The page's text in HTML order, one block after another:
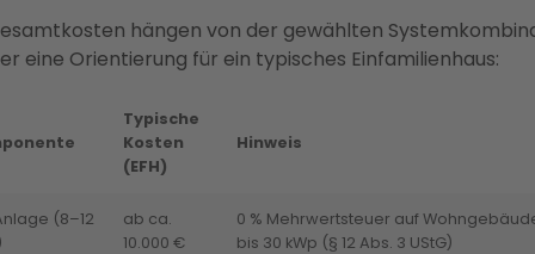
hängen von der gewählten
eine Orientierung für ein typisches Einfamilienhaus:
Typische
Kosten
(EFH)
Hinweis
(8–12
ab ca.
10.000 €
0 % Mehrwertsteuer auf
bis 30 kWp (§ 12 Abs. 3 UStG)